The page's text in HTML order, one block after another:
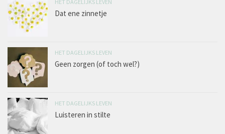
HET DAGELIJKS LEVEN
Dat ene zinnetje
HET DAGELIJKS LEVEN
Geen zorgen (of toch wel?)
HET DAGELIJKS LEVEN
Luisteren in stilte